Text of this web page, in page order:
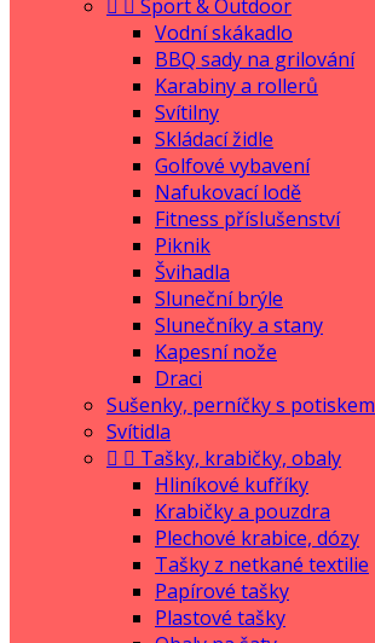
  Sport & Outdoor
Vodní skákadlo
BBQ sady na grilování
Karabiny a rollerů
Svítilny
Skládací židle
Golfové vybavení
Nafukovací lodě
Fitness příslušenství
Piknik
Švihadla
Sluneční brýle
Slunečníky a stany
Kapesní nože
Draci
Sušenky, perníčky s potiskem
Svítidla
  Tašky, krabičky, obaly
Hliníkové kufříky
Krabičky a pouzdra
Plechové krabice, dózy
Tašky z netkané textilie
Papírové tašky
Plastové tašky